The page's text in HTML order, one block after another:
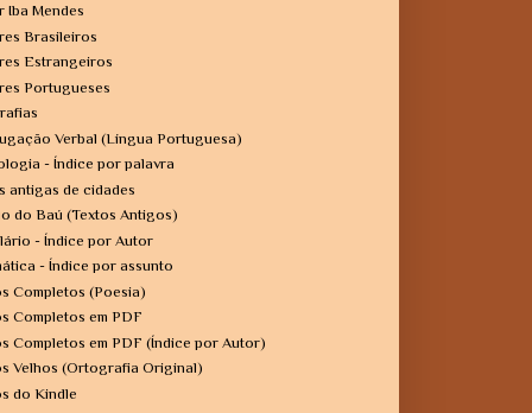
Iba Mendes
Brasileiros
Estrangeiros
Portugueses
Verbal (Língua Portuguesa)
- Índice por palavra
antigas de cidades
do Baú (Textos Antigos)
- Índice por Autor
- Índice por assunto
Completos (Poesia)
Completos em PDF
Completos em PDF (Índice por Autor)
Velhos (Ortografia Original)
do Kindle